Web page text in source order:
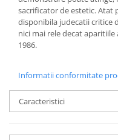
sacrificator de estetic. Atat
disponibila judecatii critice
nici mai rele decat aparitiile
1986.
Informatii conformitate
Caracteristici